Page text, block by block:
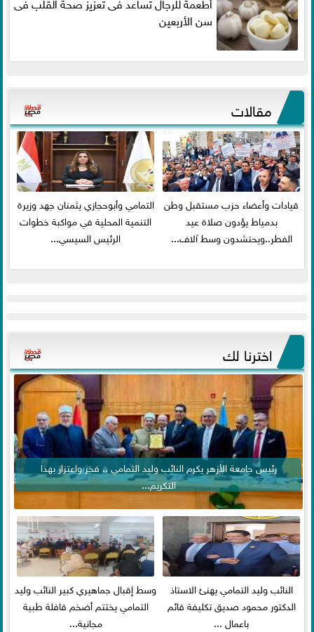
سن الأربعين
مقالات
قيادات وأعضاء حزب مستقبل وطن
بدمياط يؤدون صلاة عيد
الفطر..ويحتشدون وسط آلاف...
التمامي وأبوحجازي يثمنان جهد وزيرة
التنمية المحلية في مواكبة خطوات
الرئيس السيسي...
اخترنا لك
رئيس جامعة الأزهر يكرم النائب وليد التمامي .. فخر واعتزاز بهذا
التكريم...
النائب وليد التمامي يهنئ الاستاذ
الدكتور محمود صديق تكليفة قائم
باعمال ...
وسط إقبال جماهيري كبير النائب وليد
التمامي يختتم أضخم قافلة طبية
مجانية...